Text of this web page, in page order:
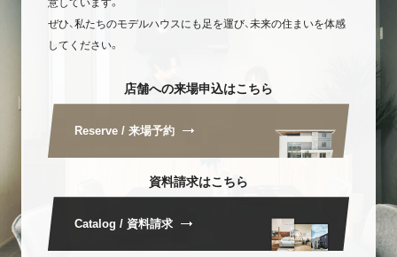
意しています。
ぜひ、私たちのモデルハウスにも足を運び、未来の住まいを体感
してください。
店舗への来場申込はこちら
Reserve / 来場予約
資料請求はこちら
Catalog / 資料請求